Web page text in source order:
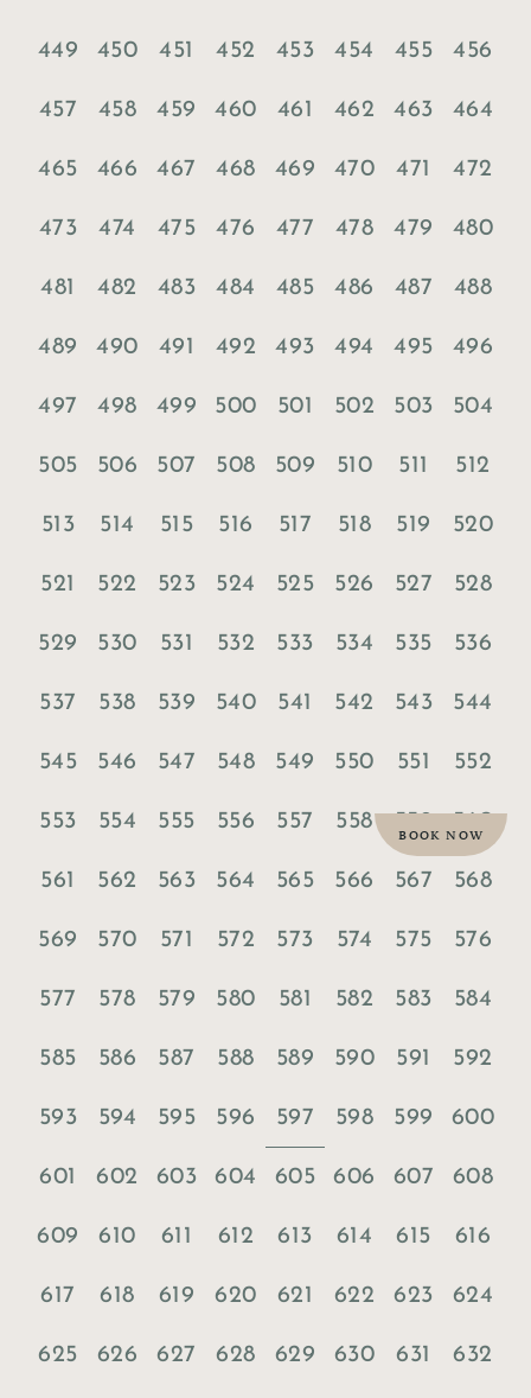
BOOK NOW
449 450 451 452 453 454 455 456
457 458 459 460 461 462 463 464
465 466 467 468 469 470 471 472
473 474 475 476 477 478 479 480
481 482 483 484 485 486 487 488
489 490 491 492 493 494 495 496
497 498 499 500 501 502 503 504
505 506 507 508 509 510 511 512
513 514 515 516 517 518 519 520
521 522 523 524 525 526 527 528
529 530 531 532 533 534 535 536
537 538 539 540 541 542 543 544
545 546 547 548 549 550 551 552
553 554 555 556 557 558
561 562 563 564 565 566 567 568
569 570 571 572 573 574 575 576
577 578 579 580 581 582 583 584
585 586 587 588 589 590 591 592
593 594 595 596 597 598 599 600
601 602 603 604 605 606 607 608
609 610 611 612 613 614 615 616
617 618 619 620 621 622 623 624
625 626 627 628 629 630 631 632